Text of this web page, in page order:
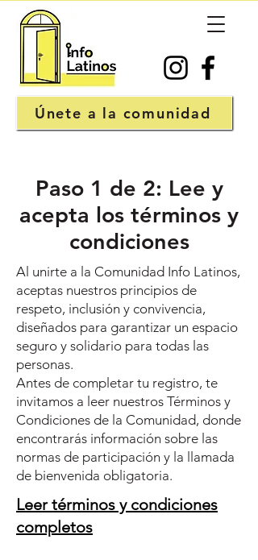
Únete a la comunidad
Paso 1 de 2: Lee y
acepta los términos y
condiciones
Al unirte a la Comunidad Info Latinos,
aceptas nuestros principios de
respeto, inclusión y convivencia,
diseñados para garantizar un espacio
seguro y solidario para todas las
personas.
Antes de completar tu registro, te
invitamos a leer nuestros Términos y
Condiciones de la Comunidad, donde
encontrarás información sobre las
normas de participación y la llamada
de bienvenida obligatoria.
Leer términos y condiciones
completos